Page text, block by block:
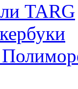
TARG